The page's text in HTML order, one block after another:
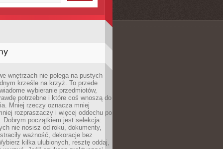
wnętrzach nie polega na pustych
krześle na krzyż. To przede
wybieranie przedmiotów,
potrzebne i które coś wnoszą do
Mniej rzeczy oznacza mniej
rozpraszaczy i więcej oddechu po
Dobrym początkiem jest selekcja:
nie nosisz od roku, dokumenty,
ważność, dekoracje bez
kilka ulubionych, resztę oddaj,